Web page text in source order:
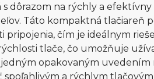
dôrazom na rýchly a
Táto kompaktná tlačiareň
pripojenia, čím je ideálnym
tlače, čo umožňuje
opakovaným
spoľahlivým a rýchlym